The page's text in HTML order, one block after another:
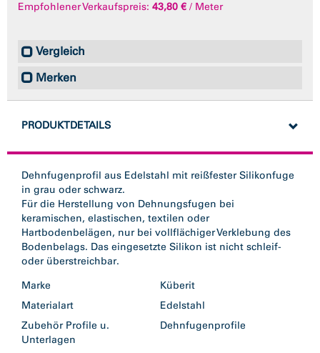
Empfohlener Verkaufspreis: 43,80 € / Meter
Vergleich
Merken
PRODUKTDETAILS
Dehnfugenprofil aus Edelstahl mit reißfester Silikonfuge
in grau oder schwarz.
Für die Herstellung von Dehnungsfugen bei
keramischen, elastischen, textilen oder
Hartbodenbelägen, nur bei vollflächiger Verklebung des
Bodenbelags. Das eingesetzte Silikon ist nicht schleif-
oder überstreichbar.
Marke
Küberit
Materialart
Edelstahl
Zubehör Profile u.
Unterlagen
Dehnfugenprofile